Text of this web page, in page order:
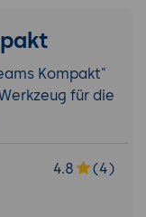
Kompakt"
für die
4.8
(4)